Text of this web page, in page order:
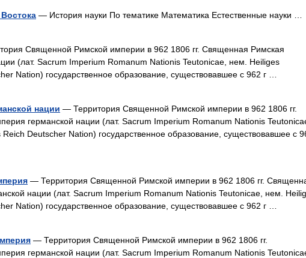
— История науки По тематике Математика Естественные науки …
Священной Римской империи в 962 1806 гг. Священная Римская
(лат. Sacrum Imperium Romanum Nationis Teutonicae, нем. Heiliges
Nation) государственное образование, существовавшее с 962 г …
нации — Территория Священной Римской империи в 962 1806 гг.
германской нации (лат. Sacrum Imperium Romanum Nationis
Deutscher Nation) государственное образование, существовавшее с
— Территория Священной Римской империи в 962 1806 гг.
нации (лат. Sacrum Imperium Romanum Nationis Teutonicae, нем.
Nation) государственное образование, существовавшее с 962 г …
— Территория Священной Римской империи в 962 1806 гг.
германской нации (лат. Sacrum Imperium Romanum Nationis